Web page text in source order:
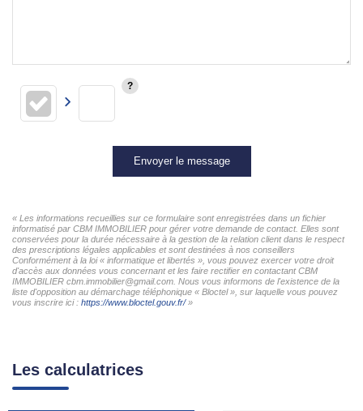
Envoyer le message
« Les informations recueillies sur ce formulaire sont enregistrées dans un fichier
informatisé par CBM IMMOBILIER pour gérer votre demande de contact. Elles sont
conservées pour la durée nécessaire à la gestion de la relation client dans le respect
des prescriptions légales applicables et sont destinées à nos conseillers
Conformément à la loi « informatique et libertés », vous pouvez exercer votre droit
d'accès aux données vous concernant et les faire rectifier en contactant CBM
IMMOBILIER cbm.immobilier@gmail.com. Nous vous informons de l'existence de la
liste d'opposition au démarchage téléphonique « Bloctel », sur laquelle vous pouvez
vous inscrire ici : https://www.bloctel.gouv.fr/»
Les calculatrices